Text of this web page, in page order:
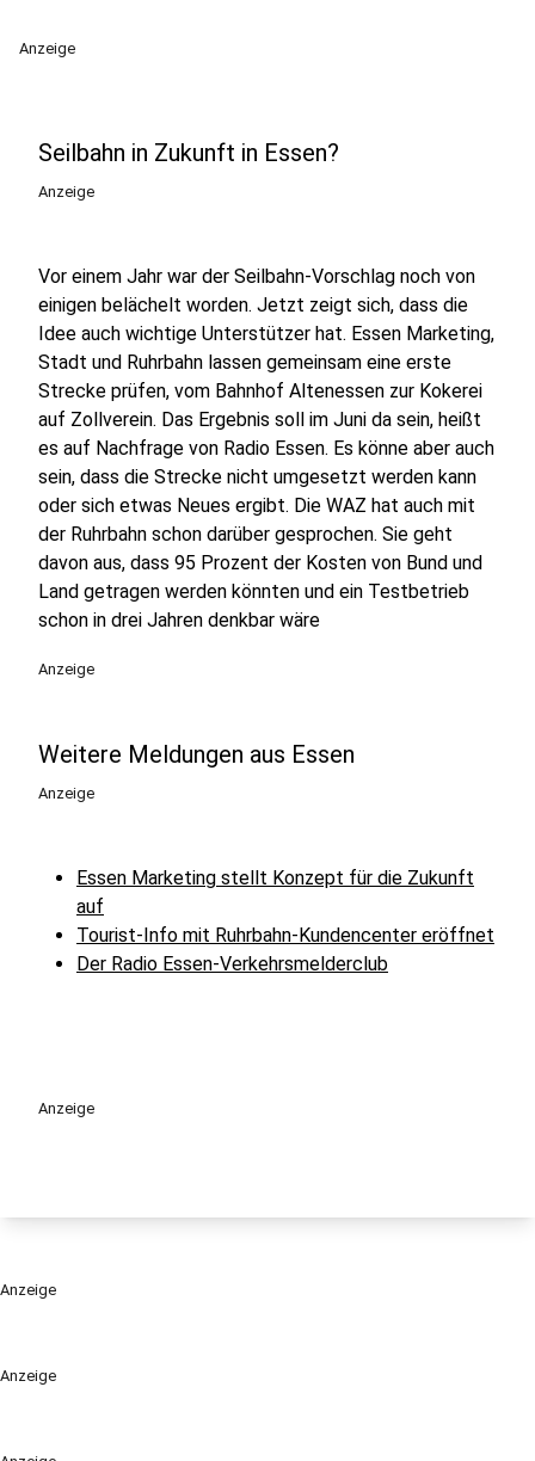
Anzeige
Anzeige
Seilbahn in Zukunft in Essen?
Anzeige
Vor einem Jahr war der Seilbahn-Vorschlag noch von
einigen belächelt worden. Jetzt zeigt sich, dass die
Idee auch wichtige Unterstützer hat. Essen Marketing,
Stadt und Ruhrbahn lassen gemeinsam eine erste
Strecke prüfen, vom Bahnhof Altenessen zur Kokerei
auf Zollverein. Das Ergebnis soll im Juni da sein, heißt
es auf Nachfrage von Radio Essen. Es könne aber auch
sein, dass die Strecke nicht umgesetzt werden kann
oder sich etwas Neues ergibt. Die WAZ hat auch mit
der Ruhrbahn schon darüber gesprochen. Sie geht
davon aus, dass 95 Prozent der Kosten von Bund und
Land getragen werden könnten und ein Testbetrieb
schon in drei Jahren denkbar wäre
Anzeige
Weitere Meldungen aus Essen
Anzeige
Essen Marketing stellt Konzept für die Zukunft
auf
Tourist-Info mit Ruhrbahn-Kundencenter eröffnet
Der Radio Essen-Verkehrsmelderclub
Anzeige
Anzeige